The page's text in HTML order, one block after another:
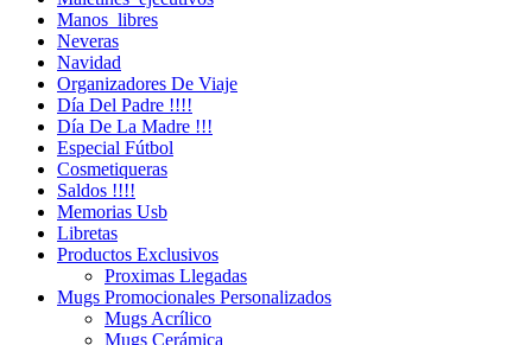
Manos_libres
Neveras
Navidad
Organizadores De Viaje
Día Del Padre !!!!
Día De La Madre !!!
Especial Fútbol
Cosmetiqueras
Saldos !!!!
Memorias Usb
Libretas
Productos Exclusivos
Proximas Llegadas
Mugs Promocionales Personalizados
Mugs Acrílico
Mugs Cerámica